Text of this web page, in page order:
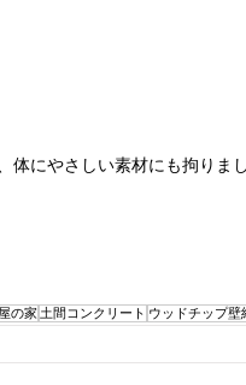
にやさしい素材にも拘りまし
の家 土間コンクリート ウッドチップ壁